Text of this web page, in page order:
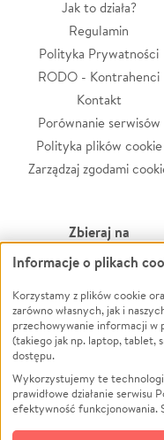
Jak to działa?
Regulamin
Polityka Prywatności
RODO - Kontrahenci
Kontakt
Porównanie serwisów
Polityka plików cookie
Zarządzaj zgodami
Zbieraj na
Leczenie
Zwierzęta
Pożar
Ukraina
Pomoc Finansowa
Projekty
Pogrzeb
Informacje o plikach
Korzystamy z plików cookie
zarówno własnych, jak i
przechowywanie informacji w
(takiego jak np. laptop, tablet,
dostępu.
Wykorzystujemy te
prawidłowe działanie serwisu
efektywność funkcjonowania.